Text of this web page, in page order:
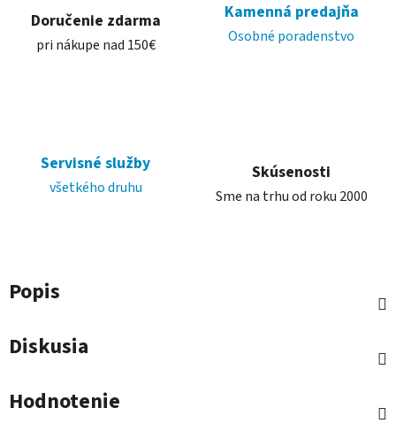
Doručenie zdarma
pri nákupe nad 150€
Kamenná predajňa
Osobné poradenstvo
Servisné služby
všetkého druhu
Skúsenosti
Sme na trhu od roku 2000
Popis
Diskusia
Hodnotenie